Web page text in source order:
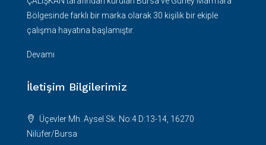
Bölgesinde farklı bir marka olarak 30 kişilik bir ekiple
çalışma hayatına başlamıştır.
Devamı
İletişim Bilgilerimiz
Üçevler Mh. Aysel Sk. No:4 D:13-14, 16270
Nilüfer/Bursa